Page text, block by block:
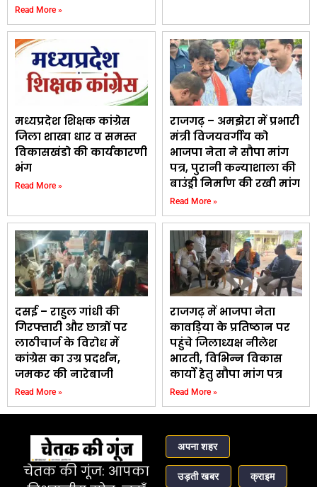
Read More »
मध्यप्रदेश शिक्षक कांग्रेस
जिला शाखा धार व समस्त
विकासखंडो की कार्यकारणी
भंग
Read More »
राजगढ़ – अमझेरा में प्रभारी
मंत्री विजयवर्गीय को
भाजपा नेता ने सौपा मांग
पत्र, पुरानी कन्याशाला की
बाउंड्री निर्माण की रखी मांग
Read More »
दसई – राहुल गांधी की
गिरफ्तारी और छात्रों पर
लाठीचार्ज के विरोध में
कांग्रेस का उग्र प्रदर्शन,
जमकर की नारेबाजी
Read More »
राजगढ़ में भाजपा नेता
कावड़िया के प्रतिष्ठान पर
पहुंचे जिलाध्यक्ष नीलेश
भारती, विभिन्न विकास
कार्यो हेतु सौपा मांग पत्र
Read More »
चेतक की गूंज: आपका
अपना शहर
उड़ती खबर क्राइम